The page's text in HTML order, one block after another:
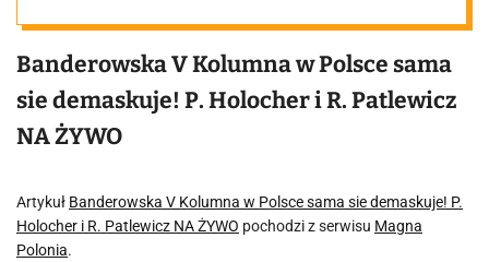
Holocher i R.
Patlewicz NA
ŻYWO
Banderowska V Kolumna w Polsce sama
sie demaskuje! P. Holocher i R. Patlewicz
NA ŻYWO
Artykuł Banderowska V Kolumna w Polsce sama sie demaskuje! P.
Holocher i R. Patlewicz NA ŻYWO pochodzi z serwisu Magna
Polonia.